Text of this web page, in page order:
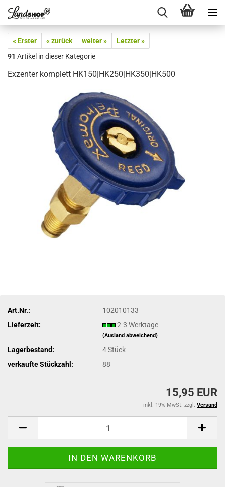
« Erster « zurück weiter »
Letzter »
91 Artikel in dieser Kategorie
Exzenter komplett HK150|HK250|HK350|HK500
Art.Nr.:
102010133
Lieferzeit:
2-3 Werktage
(Ausland abweichend)
Lagerbestand: 4Stück
verkaufte Stückzahl:
88
15,95 EUR
inkl. 19% MwSt. zzgl. Versand